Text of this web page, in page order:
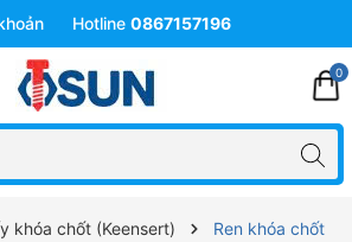
Hotline 0867157196
0
khóa chốt (Keensert)
Ren khóa chốt